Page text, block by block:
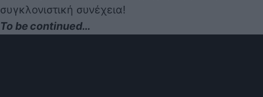
συγκλονιστική συνέχεια!
To be continued…